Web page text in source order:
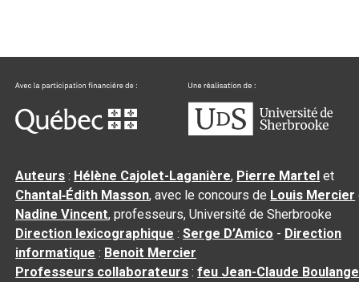
Auteurs : Hélène Cajolet-Laganière, Pierre Martel et
Chantal‑Édith Masson, avec le concours de Louis Mercier
Nadine Vincent, professeurs, Université de Sherbrooke
Direction lexicographique :Serge D’Amico - Direction
informatique : Benoit Mercier
Professeurs collaborateurs :feu Jean-Claude